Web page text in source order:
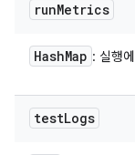
runMetrics
HashMap : 실행
testLogs